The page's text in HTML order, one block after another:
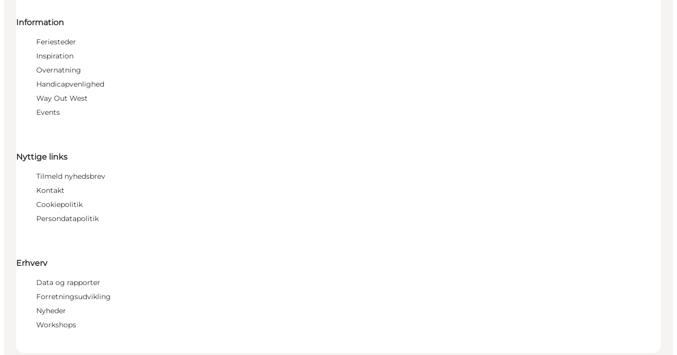
Information
Feriesteder
Inspiration
Overnatning
Handicapvenlighed
Way Out West
Events
Nyttige links
Tilmeld nyhedsbrev
Kontakt
Cookiepolitik
Persondatapolitik
Erhverv
Data og rapporter
Forretningsudvikling
Nyheder
Workshops